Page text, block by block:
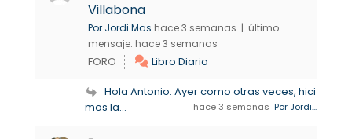
Villabona
Por Jordi Mas hace 3 semanas | último
mensaje: hace 3 semanas
FORO
Libro Diario
Hola Antonio. Ayer como otras veces, hici
mos la...
hace 3 semanas Por Jordi...